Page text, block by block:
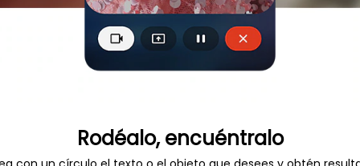
Rodéalo, encuéntralo